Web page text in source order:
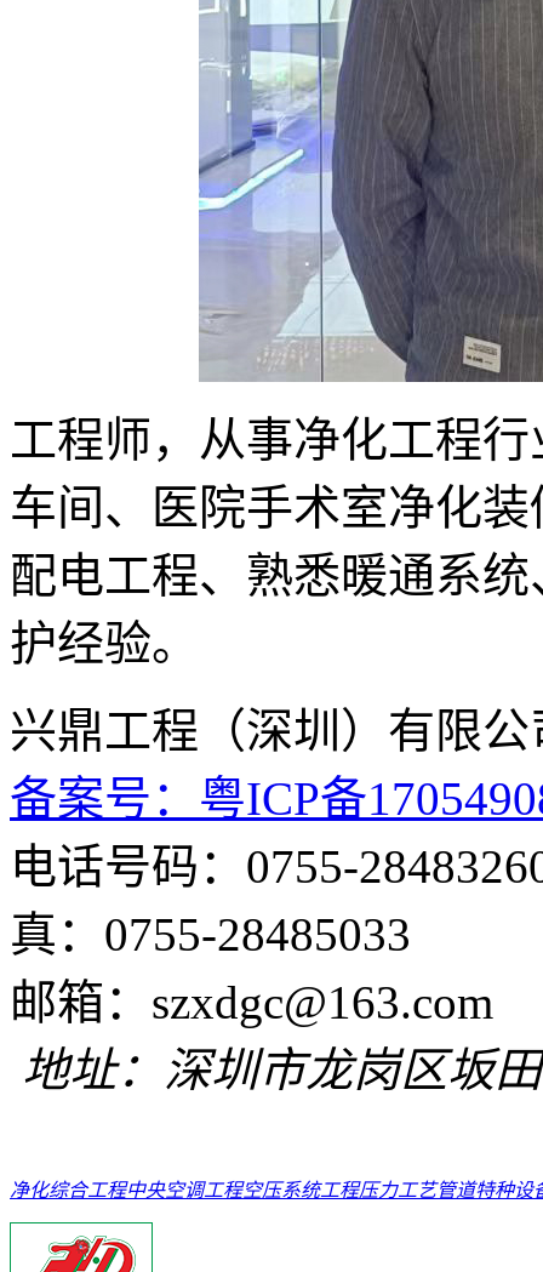
工程师，从事净化工程
车间、医院手术室净化
配电工程、熟悉暖通系
护经验。
兴鼎工程（深圳
备案号：粤ICP备
电话号码：
真：0755-28485033
邮箱：
地址：深圳市龙岗区坂
净化综合工程中央空调工程空压系统工程压力工艺管道特种设